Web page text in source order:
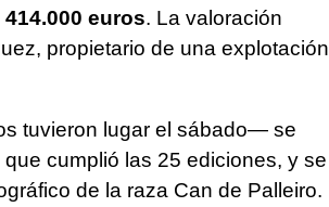
414.000 euros. La valoración
propietario de una explotación
tuvieron lugar el sábado— se
cumplió las 25 ediciones, y se
de la raza Can de Palleiro.